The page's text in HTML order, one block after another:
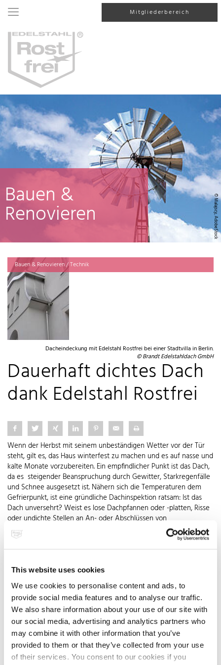
This website uses cookies
We use cookies to personalise content and ads, to
provide social media features and to analyse our traffic.
We also share information about your use of our site with
our social media, advertising and analytics partners who
may combine it with other information that you’ve
provided to them or that they’ve collected from your use
of their services. You consent to our cookies if you
Mitgliederbereich
© Malajscy, AdobeStock
Bauen &
Renovieren
Bauen & Renovieren / Technik
Dacheindeckung mit Edelstahl Rostfrei bei einer Stadtvilla in Berlin.
© Brandt Edelstahldach GmbH
Dauerhaft dichtes Dach
dank Edelstahl Rostfrei
Wenn der Herbst mit seinem unbeständigen Wetter vor der Tür
steht, gilt es, das Haus winterfest zu machen und es auf nasse und
kalte Monate vorzubereiten. Ein empfindlicher Punkt ist das Dach,
da es steigender Beanspruchung durch Gewitter, Starkregenfälle
und Schnee ausgesetzt ist. Nähern sich die Temperaturen dem
Gefrierpunkt, ist eine gründliche Dachinspektion ratsam: Ist das
Dach unversehrt? Weist es lose Dachpfannen oder -platten, Risse
oder undichte Stellen an An- oder Abschlüssen von
Durchdringungen von Lüftern, Kaminen oder Antennen auf? Sind
die Dachrinnen vom Herbstlaub gereinigt, damit Wasser
problemlos ablaufen kann und ist die Dacheindeckung fest und
dem Dach zu einem ernsten Problem werden: Denn bereits durch
ein kleines Leck im Dach kann die Bausubstanz massiv Schaden
nehmen. Hier ist der richtige Werkstoff für die vielfältigen
Anwendungen im Dachbereich gefragt: Seit langem bewährt ist
hier Edelstahl Rostfrei mit Qualitätssiegel. Als Bedachungswerkstoff
überzeugt er ebenso durch seine unverwüstliche Langlebigkeit
wie als Material für Regenrinne, Regenfallrohr oder Gully.
Korrosion und Materialalterung gehören bei einer
Dachentwässerung mit Edelstahl Rostfrei der Vergangenheit an.